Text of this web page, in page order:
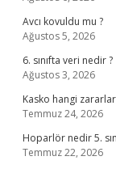
Avcı kovuldu mu ?
Ağustos 5, 2026
6. sınıfta veri nedir ?
Ağustos 3, 2026
Kasko hangi
Temmuz 24, 2026
Hoparlör nedir 5.
Temmuz 22, 2026